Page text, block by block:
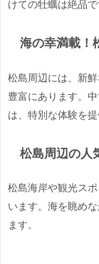
けての牡蠣は絶品で
海の幸満載！
松島周辺には、新
豊富にあります。
は、特別な体験を提
松島周辺の人
松島海岸や観光ス
います。海を眺め
ます。